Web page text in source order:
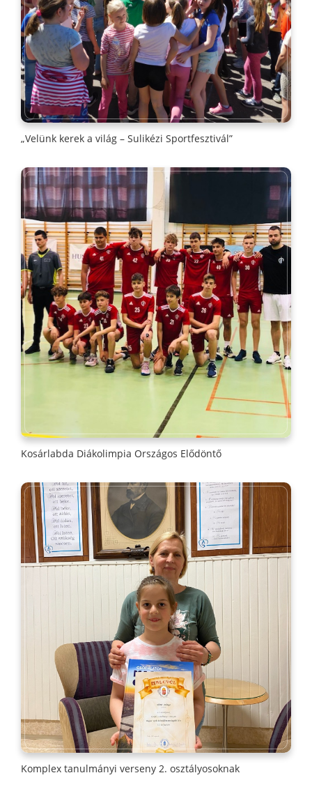
„Velünk kerek a világ – Sulikézi Sportfesztivál”
Kosárlabda Diákolimpia Országos Elődöntő
Komplex tanulmányi verseny 2. osztályosoknak